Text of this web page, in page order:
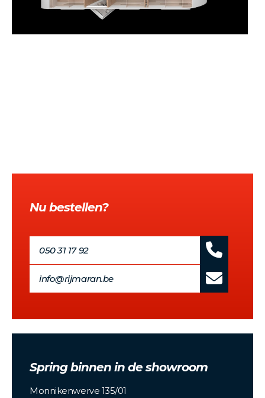
Nu bestellen?
050 31 17 92
info@rijmaran.be
Spring binnen in de showroom
Monnikenwerve 135/01